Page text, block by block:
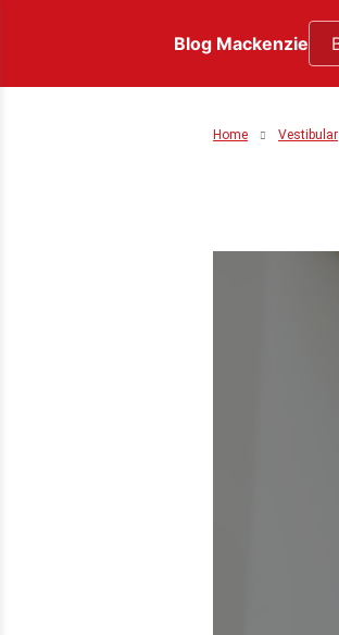
Blog Mackenzie
Home Vestibular